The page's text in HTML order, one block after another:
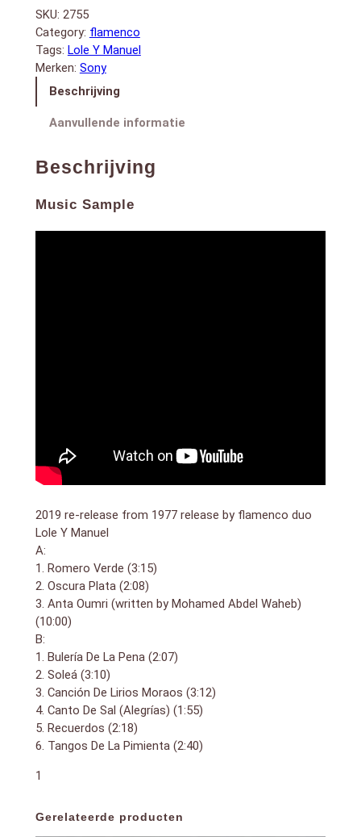
3. Canción De Lirios Moraos (3:12)
4. Canto De Sal (Alegrías) (1:55)
5. Recuerdos (2:18)
6. Tangos De La Pimienta (2:40)
Manuel
(LP)
aantal
SKU: 2755
Category: flamenco
Tags: Lole Y Manuel
Merken: Sony
Beschrijving
Aanvullende informatie
Beschrijving
Music Sample
2019 re-release from 1977 release by flamenco duo
Lole Y Manuel
A:
1. Romero Verde (3:15)
2. Oscura Plata (2:08)
3. Anta Oumri (written by Mohamed Abdel Waheb)
(10:00)
B:
1. Bulería De La Pena (2:07)
2. Soleá (3:10)
3. Canción De Lirios Moraos (3:12)
4. Canto De Sal (Alegrías) (1:55)
5. Recuerdos (2:18)
6. Tangos De La Pimienta (2:40)
1
Gerelateerde producten